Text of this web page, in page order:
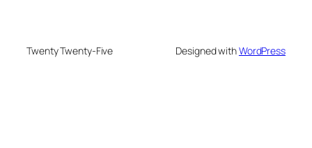
Twenty Twenty-Five Designed withWordPress